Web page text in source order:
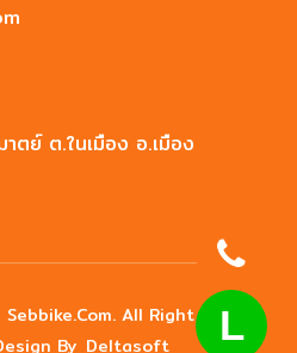
ตย์ ต.ในเมือง อ.เมือง
Sebbike.com. All Right
By Deltasoft L